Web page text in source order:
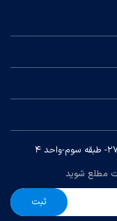
مطلع شوید
ثبت